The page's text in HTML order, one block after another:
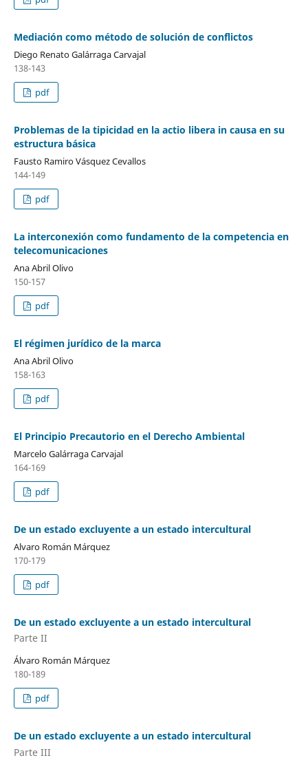
Mediación como método de solución de conflictos
Diego Renato Galárraga Carvajal
138-143
pdf
Problemas de la tipicidad en la actio libera in causa en su
estructura básica
Fausto Ramiro Vásquez Cevallos
144-149
pdf
La interconexión como fundamento de la competencia en
telecomunicaciones
Ana Abril Olivo
150-157
pdf
El régimen jurídico de la marca
Ana Abril Olivo
158-163
pdf
El Principio Precautorio en el Derecho Ambiental
Marcelo Galárraga Carvajal
164-169
pdf
De un estado excluyente a un estado intercultural
Alvaro Román Márquez
170-179
pdf
De un estado excluyente a un estado intercultural
Parte II
Álvaro Román Márquez
180-189
pdf
De un estado excluyente a un estado intercultural
Parte III